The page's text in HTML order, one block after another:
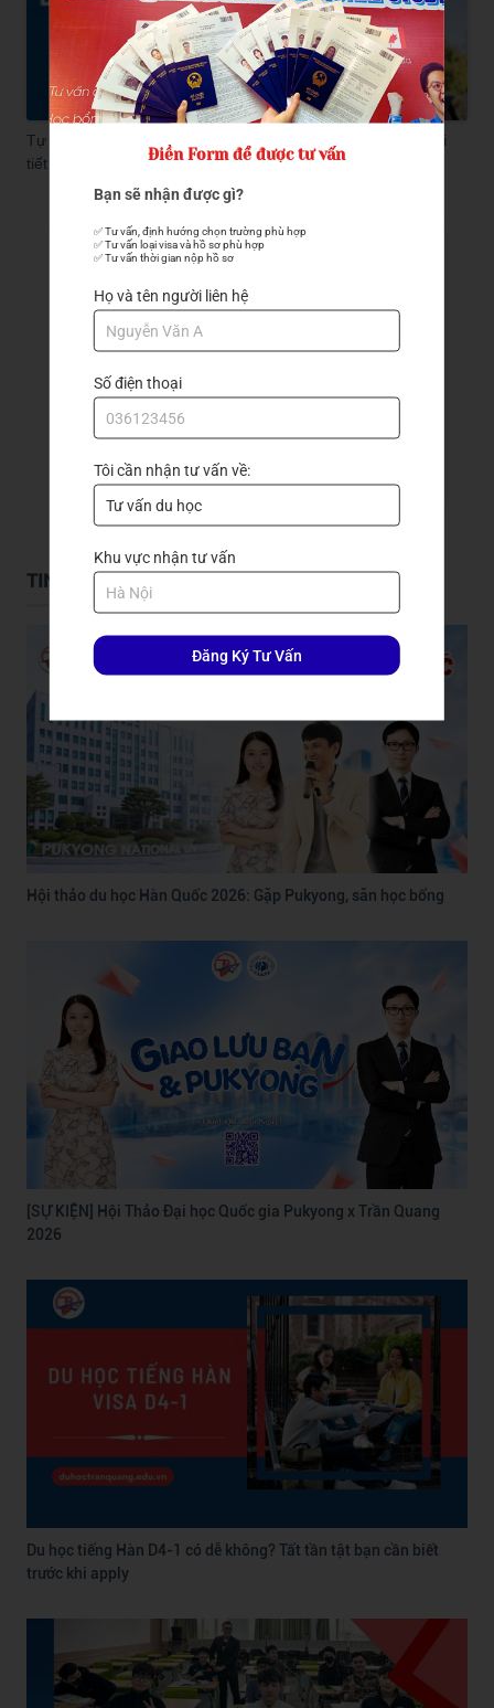
Tự làm hồ sơ du học Đài Loan có dễ không? Hướng dẫn chi
tiết của Trần Quang
Đăng ký nhận tư vấn
GỬI ĐẾN TRẦN QUANG
TIN TỨC DU HỌC
Hội thảo du học Hàn Quốc 2026: Gặp Pukyong, săn học bổng
[SỰ KIỆN] Hội Thảo Đại học Quốc gia Pukyong x Trần Quang
2026
Du học tiếng Hàn D4-1 có dễ không? Tất tần tật bạn cần biết
trước khi apply
Điền Form để được tư vấn
Bạn sẽ nhận được gì?
✅ Tư vấn, định hướng chọn trường phù hợp
✅ Tư vấn loại visa và hồ sơ phù hợp
✅ Tư vấn thời gian nộp hồ sơ
Họ và tên người liên hệ
Số điện thoại
Tôi cần nhận tư vấn về:
Khu vực nhận tư vấn
Đăng Ký Tư Vấn